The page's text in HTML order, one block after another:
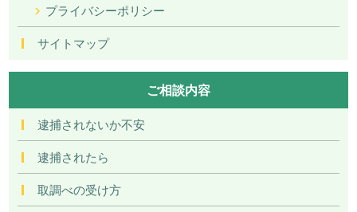
プライバシーポリシー
サイトマップ
ご相談内容
逮捕されないか不安
逮捕されたら
取調べの受け方